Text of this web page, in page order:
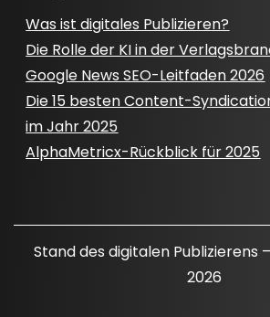
Was ist digitales Publizieren?
Die Rolle der KI in der
Google News SEO-Leitfaden 2026
Die 15 besten Content-
im Jahr 2025
AlphaMetricx-Rückblick für 2025
Stand des digitalen Publizierens
2026